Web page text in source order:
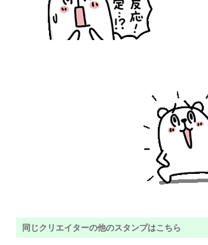
同じクリエイターの他のスタンプはこちら